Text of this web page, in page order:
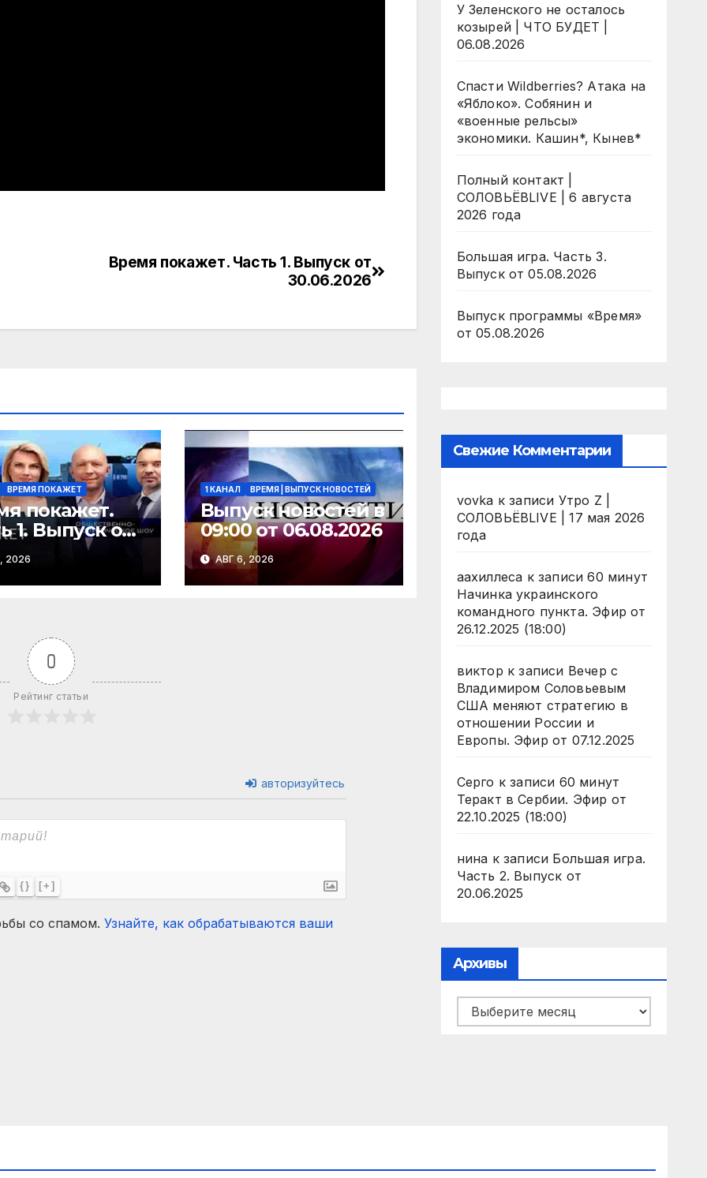
Время покажет. Часть 1. Выпуск от
30.06.2026
ВРЕМЯ ПОКАЖЕТ
покажет.
1. Выпуск от
2026
1 КАНАЛ ВРЕМЯ | ВЫПУСК НОВОСТЕЙ
Выпуск новостей в
09:00 от 06.08.2026
АВГ 6, 2026
0
Рейтинг статьи
авторизуйтесь
{} [+]
со спамом. Узнайте, как обрабатываются ваши
У Зеленского не осталось
козырей | ЧТО БУДЕТ |
06.08.2026
Спасти Wildberries? Атака на
«Яблоко». Собянин и
«военные рельсы»
экономики. Кашин*, Кынев*
Полный контакт |
СОЛОВЬЁВLIVE | 6 августа
2026 года
Большая игра. Часть 3.
Выпуск от 05.08.2026
Выпуск программы «Время»
от 05.08.2026
Свежие Комментарии
vovka к записи Утро Z |
СОЛОВЬЁВLIVE | 17 мая 2026
года
аахиллеса к записи60 минут
Начинка украинского
командного пункта. Эфир от
26.12.2025 (18:00)
виктор к записи Вечер с
Владимиром Соловьевым
США меняют стратегию в
отношении России и
Европы. Эфир от 07.12.2025
Серго к записи 60 минут
Теракт в Сербии. Эфир от
22.10.2025 (18:00)
нина к записи Большая игра.
Часть 2. Выпуск от
20.06.2025
Архивы
Архивы